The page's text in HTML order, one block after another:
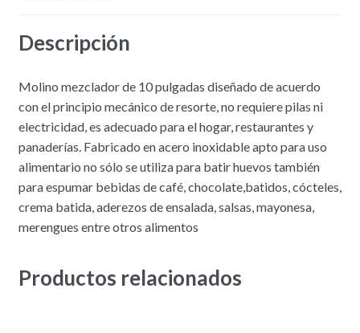
Descripción
Molino mezclador de 10 pulgadas diseñado de acuerdo
con el principio mecánico de resorte, no requiere pilas ni
electricidad, es adecuado para el hogar, restaurantes y
panaderías. Fabricado en acero inoxidable apto para uso
alimentario no sólo se utiliza para batir huevos también
para espumar bebidas de café, chocolate,batidos, cócteles,
crema batida, aderezos de ensalada, salsas, mayonesa,
merengues entre otros alimentos
Productos relacionados